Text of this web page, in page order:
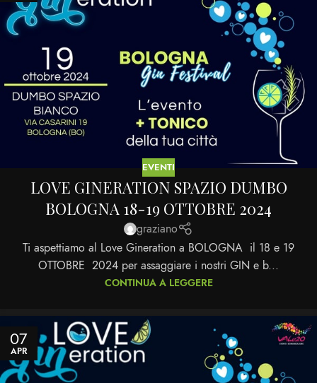
EVENTI
LOVE GINERATION SPAZIO DUMBO
BOLOGNA 18-19 OTTOBRE 2024
graziano
Ti aspettiamo al Love Gineration a BOLOGNA il 18 e 19
OTTOBRE 2024 per assaggiare i nostri GIN e b...
CONTINUA A LEGGERE
07
APR